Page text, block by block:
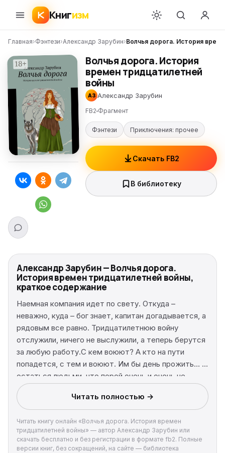
Книгизм
Главная›Фэнтези›Александр Зарубин›Волчья дорога. История
Волчья дорога. История
времен тридцатилетней
войны
АЗ Александр Зарубин
FB2 Фрагмент
Фэнтези Приключения: прочее
Скачать FB2
В библиотеку
Александр Зарубин — Волчья дорога.
История времен тридцатилетней войны,
краткое содержание
Наемная компания идет по свету. Откуда –
неважно, куда – бог знает, капитан догадывается, а
рядовым все равно. Тридцатилетнюю войну
отслужили, ничего не выслужили, а теперь берутся
за любую работу.С кем воюют? А кто на пути
попадется, с тем и воюют. Им бы день прожить… и
остаться людьми, что порой очень и очень не
просто. Ибо ночь темна и полна ужасов, а перед
рассветом темнее всего.Читать полностью →
Читать книгу онлайн «Волчья дорога. История времен
тридцатилетней войны» — автор Александр Зарубин или
скачать бесплатно и без регистрации в формате fb2. Полные
версии книг, без сокращений, на сайте — библиотека